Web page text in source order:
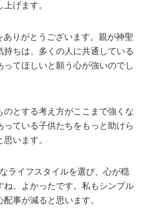
げます。
ありがとうございます。親が神聖
持ちは、多くの人に共通している
ってほしいと願う心が強いのでし
のとする考え方がここまで強くな
っている子供たちをもっと助けら
います。
ライフスタイルを選び、心が穏
ね。よかったです。私もシンプル
事が減ると思います。